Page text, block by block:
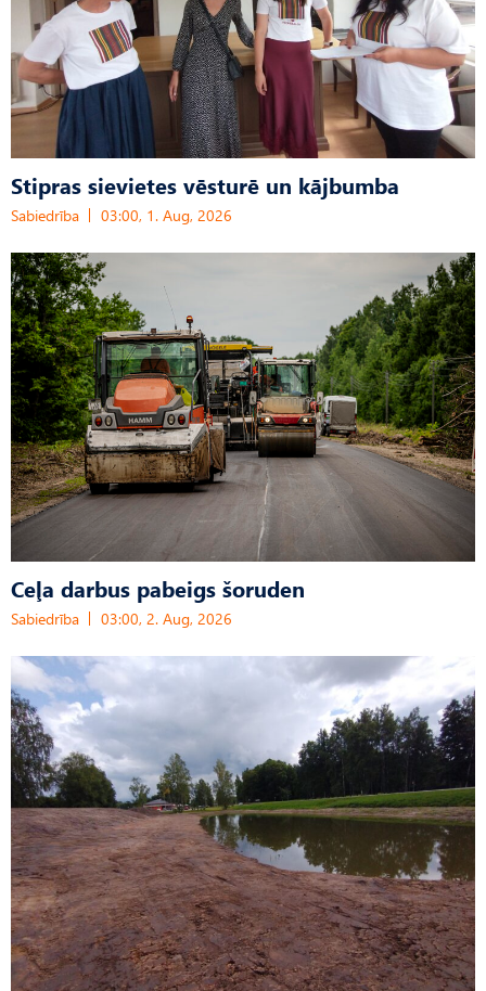
Stipras sievietes vēsturē un kājbumba
Sabiedrība 03:00, 1. Aug, 2026
Ceļa darbus pabeigs šoruden
Sabiedrība 03:00, 2. Aug, 2026